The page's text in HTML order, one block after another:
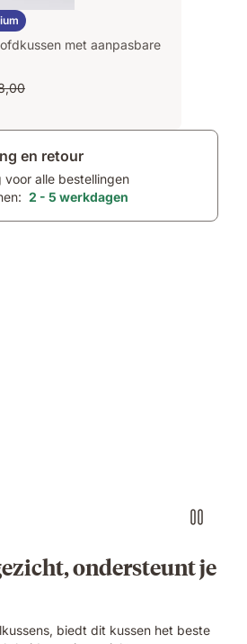
met aanpasbare
en retour
voor alle bestellingen
2 - 5 werkdagen
ondersteunt je
biedt dit kussen het beste